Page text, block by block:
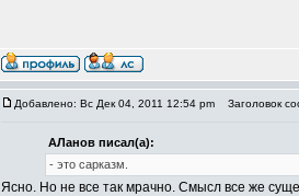
Добавлено: Вс Дек 04, 2011 12:54 pm Заголовок
АЛанов писал(а):
- это сарказм.
Ясно. Но не все так мрачно. Смысл все же